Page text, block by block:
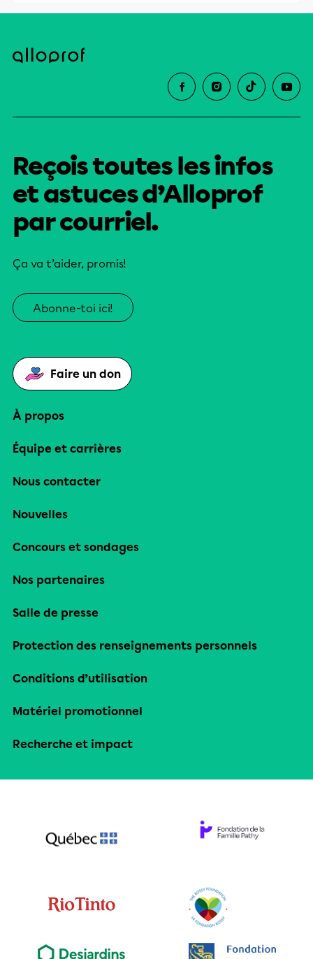
Reçois toutes les infos
et astuces d’Alloprof
par courriel.
Ça va t’aider, promis!
Abonne-toi ici!
Faire un don
À propos
Équipe et carrières
Nous contacter
Nouvelles
Concours et sondages
Nos partenaires
Salle de presse
Protection des renseignements personnels
Conditions d’utilisation
Matériel promotionnel
Recherche et impact